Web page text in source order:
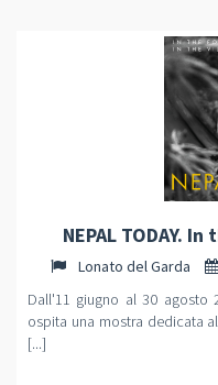
NEPAL TODAY.
Lonato del Garda
Dall'11 giugno al 30 agosto
ospita una mostra dedicata
[...]